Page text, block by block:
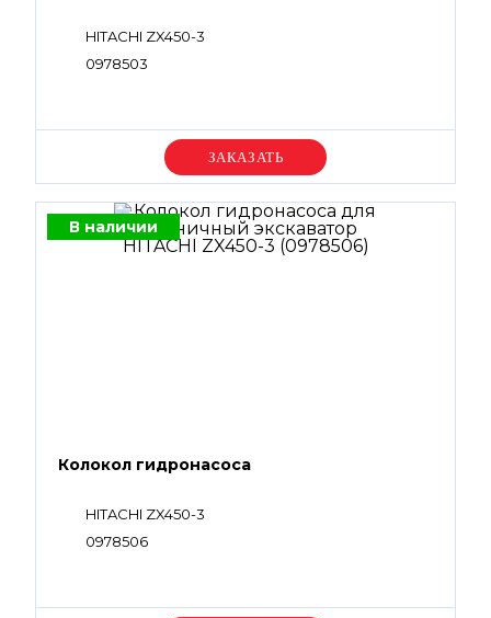
HITACHI ZX450-3
0978503
Уточняйте цену
В наличии
Колокол гидронасоса
HITACHI ZX450-3
0978506